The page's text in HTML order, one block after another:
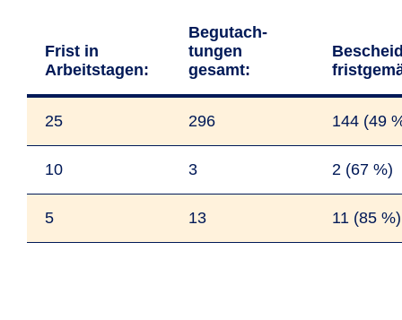
Frist in
Arbeitstagen:
Begutach­
tungen
gesamt:
25 296 144 (49
10 3 2 (67 %)
5 13 11 (85 %)